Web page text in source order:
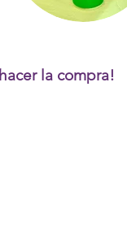
la compra!